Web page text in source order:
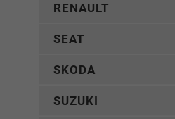
RENAULT
SEAT
SKODA
SUZUKI